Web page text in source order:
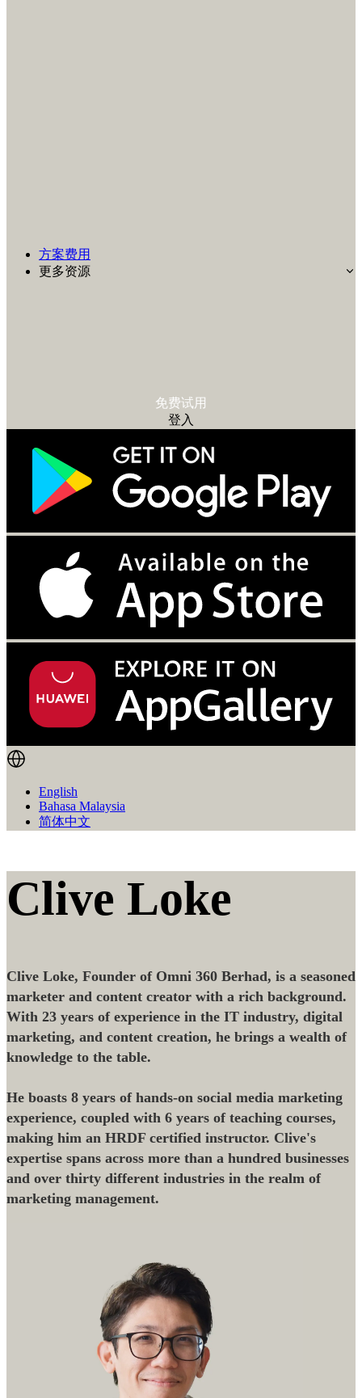
方案费用
更多资源
免费试用
登入
English
Bahasa Malaysia
简体中文
Clive Loke
Clive Loke, Founder of Omni 360 Berhad, is a seasoned
marketer and content creator with a rich background.
With 23 years of experience in the IT industry, digital
marketing, and content creation, he brings a wealth of
knowledge to the table.
He boasts 8 years of hands-on social media marketing
experience, coupled with 6 years of teaching courses,
making him an HRDF certified instructor. Clive's
expertise spans across more than a hundred businesses
and over thirty different industries in the realm of
marketing management.